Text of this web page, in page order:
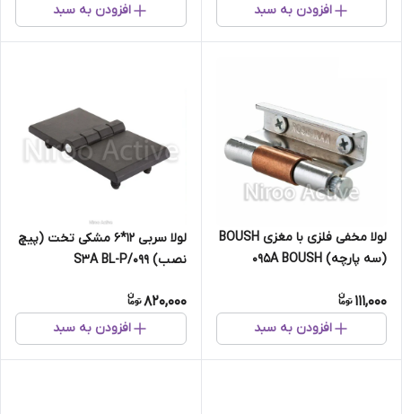
افزودن به سبد افزودن به سبد
لولا مخفی فلزی با مغزی BOUSH
(سه پارچه) ۰۹۵A BOUSH
111,000
افزودن به سبد
لولا سربی ۱۲*۶ مشکی تخت (پیچ
نصب) ۰۹۹/S۳A BL-P
820,000
افزودن به سبد